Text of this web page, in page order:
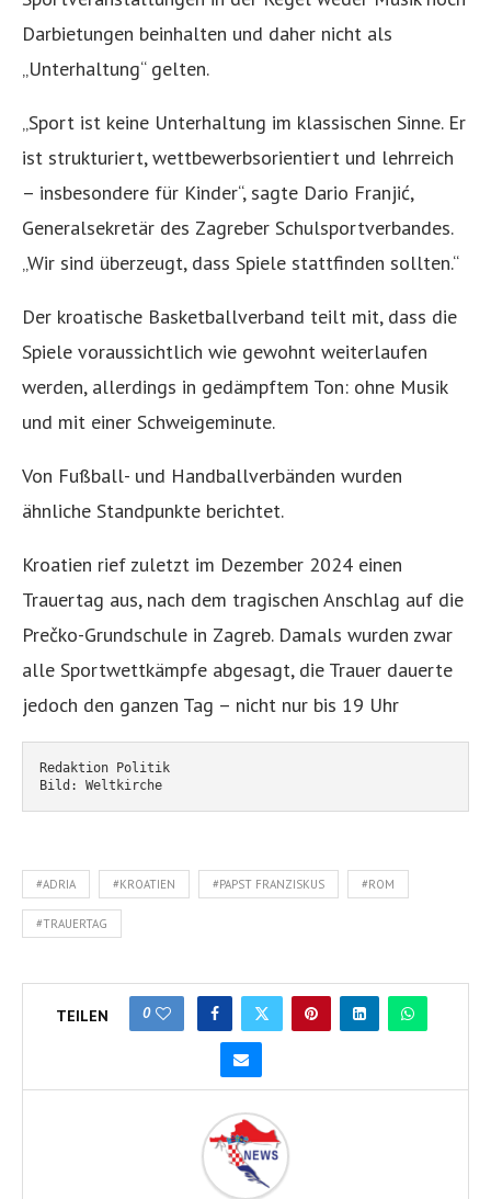
Darbietungen beinhalten und daher nicht als
„Unterhaltung“ gelten.
„Sport ist keine Unterhaltung im klassischen Sinne. Er
ist strukturiert, wettbewerbsorientiert und lehrreich
– insbesondere für Kinder“, sagte Dario Franjić,
Generalsekretär des Zagreber Schulsportverbandes.
„Wir sind überzeugt, dass Spiele stattfinden sollten.“
Der kroatische Basketballverband teilt mit, dass die
Spiele voraussichtlich wie gewohnt weiterlaufen
werden, allerdings in gedämpftem Ton: ohne Musik
und mit einer Schweigeminute.
Von Fußball- und Handballverbänden wurden
ähnliche Standpunkte berichtet.
Kroatien rief zuletzt im Dezember 2024 einen
Trauertag aus, nach dem tragischen Anschlag auf die
Prečko-Grundschule in Zagreb. Damals wurden zwar
alle Sportwettkämpfe abgesagt, die Trauer dauerte
jedoch den ganzen Tag – nicht nur bis 19 Uhr
Redaktion Politik
Bild: Weltkirche
#ADRIA #KROATIEN #PAPST FRANZISKUS #ROM
#TRAUERTAG
TEILEN 0